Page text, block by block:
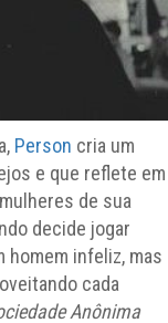
Person cria um
e que reflete em
de sua
decide jogar
homem infeliz, mas
cada
Anônima